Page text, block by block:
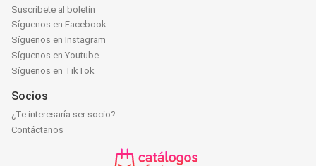
Suscríbete al boletín
Síguenos en Facebook
Síguenos en Instagram
Síguenos en Youtube
Síguenos en TikTok
Socios
¿Te interesaría ser socio?
Contáctanos